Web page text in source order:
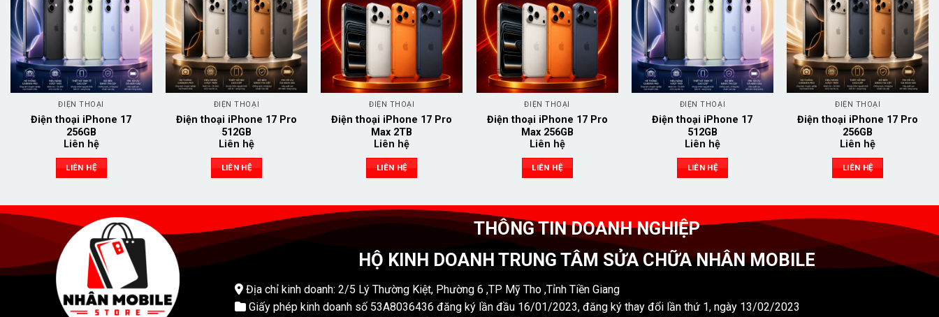
ĐIỆN THOẠI
Điện thoại iPhone 17
256GB
Liên hệ
LIÊN HỆ
ĐIỆN THOẠI
Điện thoại iPhone 17 Pro
512GB
Liên hệ
LIÊN HỆ
ĐIỆN THOẠI
Điện thoại iPhone 17 Pro
Max 2TB
Liên hệ
LIÊN HỆ
ĐIỆN THOẠI
Điện thoại iPhone 17 Pro
Max 256GB
Liên hệ
LIÊN HỆ
ĐIỆN THOẠI
Điện thoại iPhone 17
512GB
Liên hệ
LIÊN HỆ
ĐIỆN THOẠI
Điện thoại iPhone 17 Pro
256GB
Liên hệ
LIÊN HỆ
THÔNG TIN DOANH NGHIỆP
HỘ KINH DOANH TRUNG TÂM SỬA CHỮA NHÂN MOBILE
Địa chỉ kinh doanh: 2/5 Lý Thường Kiệt, Phường 6 ,TP Mỹ Tho ,Tỉnh Tiền Giang
Giấy phép kinh doanh số 53A8036436 đăng ký lần đầu 16/01/2023, đăng ký thay đổi lần thứ 1, ngày 13/02/2023